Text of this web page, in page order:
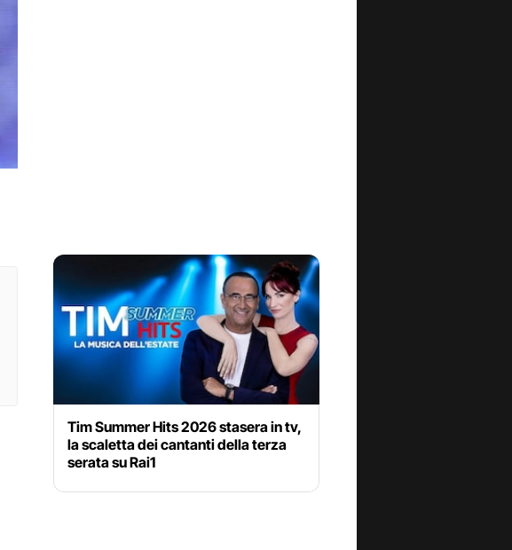
Tim Summer Hits 2026 stasera in tv,
la scaletta dei cantanti della terza
serata su Rai1